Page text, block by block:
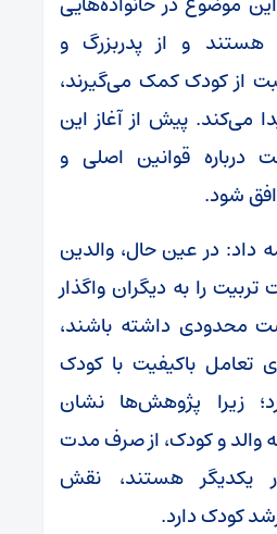
و از پدربزرگ و
از کودک کمک می‌گیرند،
می‌کند. پیش از آغاز این
درباره قوانین اصلی و
شود.
داد: در عین حال، والدین
را به دیگران واگذار
محدودی داشته باشند،
تعامل باکیفیت با کودک
زیرا پژوهش‌ها نشان
والد و کودک، از صرف مدت
یکدیگر هستند، نقش
کودک دارد.